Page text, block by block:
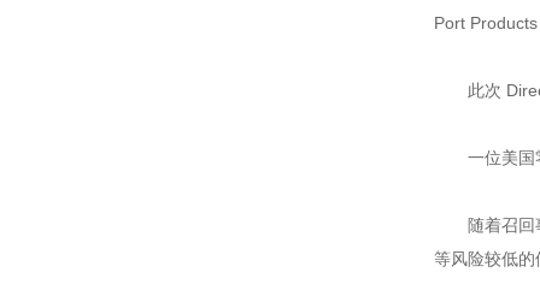
Port
此次
一位美国
随着召
等风险较低